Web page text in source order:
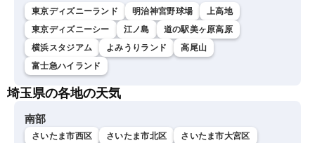
東京ディズニーランド 明治神宮野球場
上高地
東京ディズニーシー
江ノ島
道の駅美ヶ原高原
横浜スタジアム
よみうりランド
高尾山
富士急ハイランド
埼玉県の各地の天気
南部
さいたま市西区 さいたま市北区 さいたま市大宮区